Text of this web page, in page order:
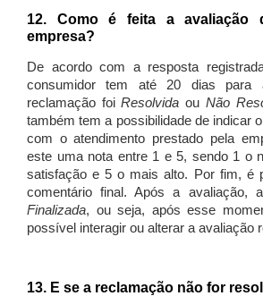
12. Como é feita a avaliação
empresa?
De acordo com a resposta
consumidor tem até 20 dias
reclamação foiResolvida ou Não
também tem a possibilidade de indicar
com o atendimento prestado pela
este uma nota entre 1 e 5, sendo 1 o
satisfação e 5 o mais alto. Por fim, é
comentário final. Após a avaliação,
Finalizada, ou seja, após esse
possível interagir ou alterar a avaliação
13. E se a reclamação não for